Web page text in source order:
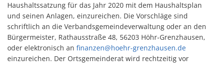
Haushaltssatzung für das Jahr 2020 mit dem Haushaltsplan
und seinen Anlagen, einzureichen. Die Vorschläge sind
schriftlich an die Verbandsgemeindeverwaltung oder an den
Bürgermeister, Rathausstraße 48, 56203 Höhr-Grenzhausen,
oder elektronisch an finanzen@hoehr-grenzhausen.de
einzureichen. Der Ortsgemeinderat wird rechtzeitig vor